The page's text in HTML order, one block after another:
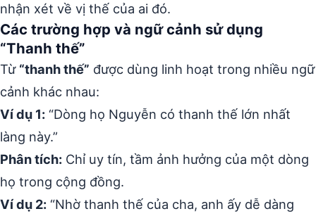
nhận xét về vị thế của ai đó.
Các trường hợp và ngữ cảnh sử dụng
“Thanh thế”
Từ “thanh thế” được dùng linh hoạt trong nhiều ngữ
cảnh khác nhau:
Ví dụ 1: “Dòng họ Nguyễn có thanh thế lớn nhất
làng này.”
Phân tích: Chỉ uy tín, tầm ảnh hưởng của một dòng
họ trong cộng đồng.
Ví dụ 2: “Nhờ thanh thế của cha, anh ấy dễ dàng